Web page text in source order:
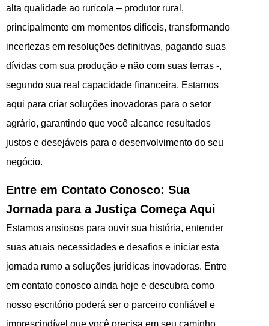
alta qualidade ao rurícola – produtor rural,
principalmente em momentos difíceis, transformando
incertezas em resoluções definitivas, pagando suas
dívidas com sua produção e não com suas terras -,
segundo sua real capacidade financeira. Estamos
aqui para criar soluções inovadoras para o setor
agrário, garantindo que você alcance resultados
justos e desejáveis para o desenvolvimento do seu
negócio.
Entre em Contato Conosco: Sua
Jornada para a Justiça Começa Aqui
Estamos ansiosos para ouvir sua história, entender
suas atuais necessidades e desafios e iniciar esta
jornada rumo a soluções jurídicas inovadoras. Entre
em contato conosco ainda hoje e descubra como
nosso escritório poderá ser o parceiro confiável e